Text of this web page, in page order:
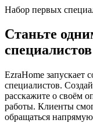
Набор первых
Станьте
EzraHome запускает
специалистов.
расскажите о своём
работы. Клиенты
обращаться